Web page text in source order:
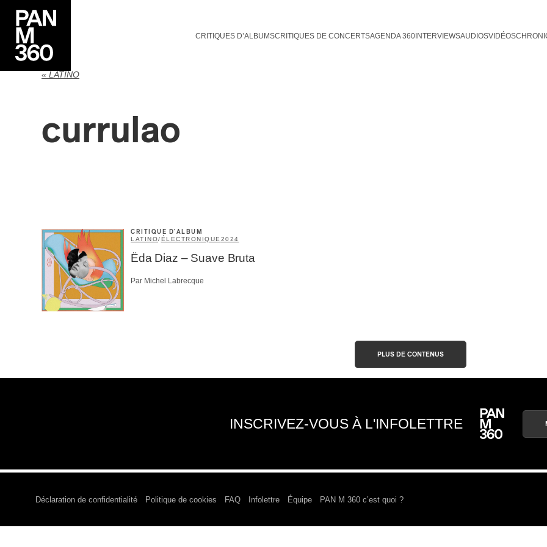
CRITIQUES D’ALBUMSCRITIQUES DE CONCERTSAGENDA 360INTERVIEWSAUDIOSVIDÉOS
« LATINO
currulao
CRITIQUE D'ALBUM
LATINO/ÉLECTRONIQUE2024
Ëda Diaz – Suave Bruta
Par Michel Labrecque
PLUS DE CONTENUS
INSCRIVEZ-VOUS À L'INFOLETTRE
Déclaration de confidentialité Politique de cookies FAQ Infolettre Équipe PAN M 360 c’est quoi ?